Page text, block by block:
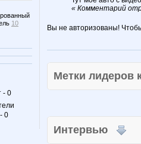
10
- 0
0
« Комментарий
Вы не авторизованы!
Метки
Интервью